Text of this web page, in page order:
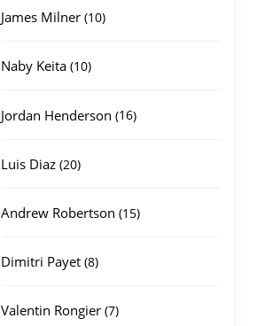
James Milner 1010
Naby Keita 1010
Jordan Henderson 1616
Luis Diaz 2020
Andrew Robertson 1515
Dimitri Payet 88
Valentin Rongier 77